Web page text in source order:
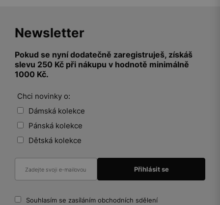
Newsletter
Pokud se nyní dodatečně zaregistruješ, získáš
slevu 250 Kč při nákupu v hodnotě minimálně
1000 Kč.
Chci novinky o:
Dámská kolekce
Pánská kolekce
Dětská kolekce
Souhlasím se zasíláním obchodních sdělení